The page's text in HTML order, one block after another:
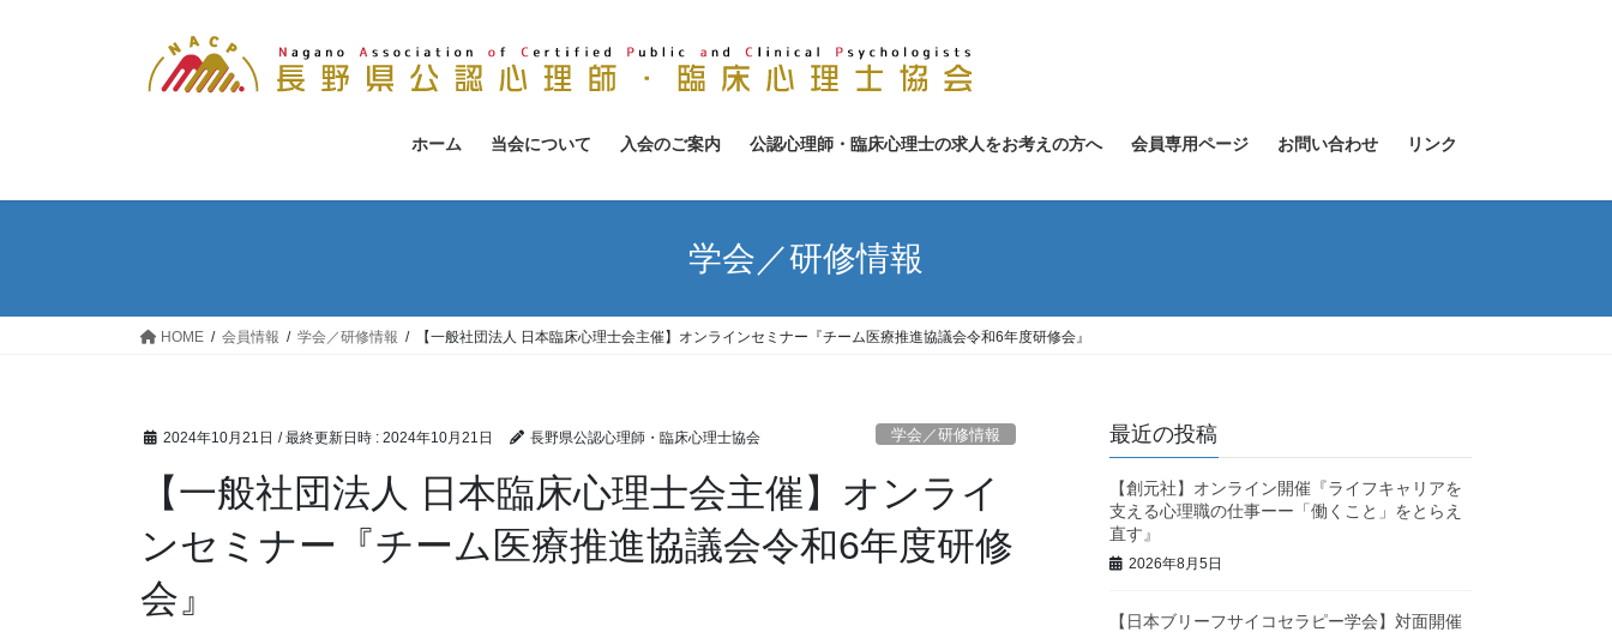
ホーム 当会について 入会のご案内 公認心理師・臨床心理士の求人をお考えの方へ 会員専用ページ お問い合わせ リンク
学会／研修情報
HOME 会員情報 学会／研修情報 【一般社団法人 日本臨床心理士会主催】オンラインセミナー『チーム医療推進協議会令和6年度研修会』
2024年10月21日 / 最終更新日時 : 2024年10月21日 長野県公認心理師・臨床心理士協会 学会／研修情報
【一般社団法人 日本臨床心理士会主催】オンライ
ンセミナー『チーム医療推進協議会令和6年度研修
会』
最近の投稿
【創元社】オンライン開催『ライフキャリアを
支える心理職の仕事ーー「働くこと」をとらえ
直す』
2026年8月5日
【日本ブリーフサイコセラピー学会】対面開催